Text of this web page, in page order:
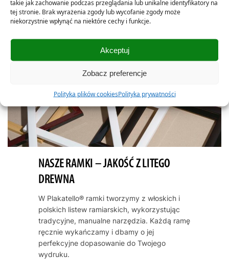
takie jak zachowanie podczas przeglądania lub unikalne identyfikatory na
tej stronie. Brak wyrażenia zgody lub wycofanie zgody może
niekorzystnie wpłynąć na niektóre cechy i funkcje.
Akceptuj
Zobacz preferencje
Polityka plików cookiesPolityka prywatności
NASZE RAMKI – JAKOŚĆ Z LITEGO
DREWNA
W Plakatello® ramki tworzymy z włoskich i
polskich listew ramiarskich, wykorzystując
tradycyjne, manualne narzędzia. Każdą ramę
ręcznie wykańczamy i dbamy o jej
perfekcyjne dopasowanie do Twojego
wydruku.